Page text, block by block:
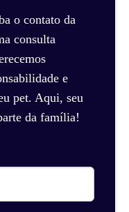
o contato da
consulta
e
pet. Aqui, seu
da família!